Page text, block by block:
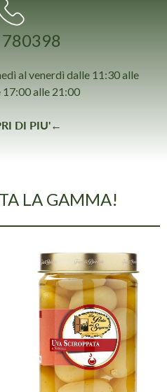
al venerdì dalle 11:30 alle
17:00 alle 21:00
DI PIU'←
LA GAMMA!